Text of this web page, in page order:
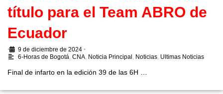
título para el Team ABRO de
Ecuador
• 9 de diciembre de 2024 •
6-Horas de Bogotá, CNA, Noticia Principal , Noticias, Ultimas Noticias
Final de infarto en la edición 39 de las 6H …